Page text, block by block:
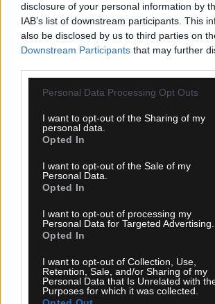
disclosure of your personal information by
IAB’s list of downstream participants. This
also be disclosed by us to third parties on
Downstream Participants that may further
Please note that this website/app uses one
not limited to your visit or usage behaviour.
grant or deny consent to Google and its
use your data for below specified purposes
consent section.
Personal Data Processing Opt Outs
I want to opt-out of the Sharing of my
personal data.
Opted In
I want to opt-out of the Sale of my
Personal Data.
Opted In
I want to opt-out of processing my
Personal Data for Targeted Advertising.
Opted In
I want to opt-out of Collection, Use,
Retention, Sale, and/or Sharing of my
Personal Data that Is Unrelated with
Purposes for which it was collected.
08.08.2026, 23:10
Βιτάλις: «Ανυπομονώ να παίξω σε
και να τα δώσω όλα για την ΑΕΚ»